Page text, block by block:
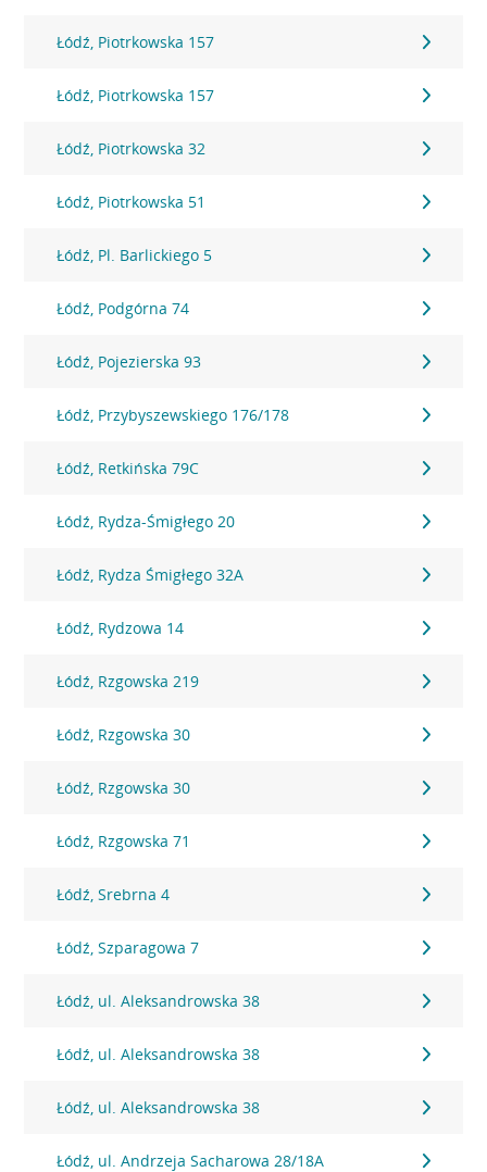
Łódź, Piotrkowska 157
Łódź, Piotrkowska 157
Łódź, Piotrkowska 32
Łódź, Piotrkowska 51
Łódź, Pl. Barlickiego 5
Łódź, Podgórna 74
Łódź, Pojezierska 93
Łódź, Przybyszewskiego 176/178
Łódź, Retkińska 79C
Łódź, Rydza-Śmigłego 20
Łódź, Rydza Śmigłego 32A
Łódź, Rydzowa 14
Łódź, Rzgowska 219
Łódź, Rzgowska 30
Łódź, Rzgowska 30
Łódź, Rzgowska 71
Łódź, Srebrna 4
Łódź, Szparagowa 7
Łódź, ul. Aleksandrowska 38
Łódź, ul. Aleksandrowska 38
Łódź, ul. Aleksandrowska 38
Łódź, ul. Andrzeja Sacharowa 28/18A